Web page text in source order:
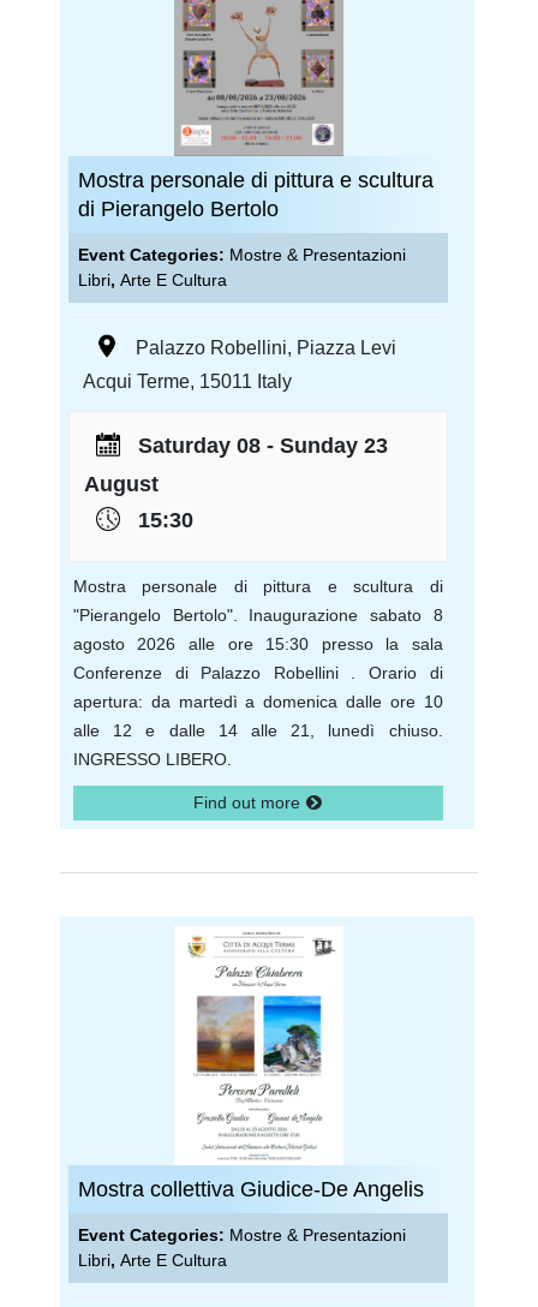
Mostra personale di pittura e scultura
di Pierangelo Bertolo
Event Categories: Mostre & Presentazioni
Libri, Arte E Cultura
Palazzo Robellini, Piazza Levi
Acqui Terme, 15011 Italy
Saturday 08 - Sunday 23
August
15:30
Mostra personale di pittura e scultura di
"Pierangelo Bertolo". Inaugurazione sabato 8
agosto 2026 alle ore 15:30 presso la sala
Conferenze di Palazzo Robellini . Orario di
apertura: da martedì a domenica dalle ore 10
alle 12 e dalle 14 alle 21, lunedì chiuso.
INGRESSO LIBERO.
Find out more
Mostra collettiva Giudice-De Angelis
Event Categories: Mostre & Presentazioni
Libri, Arte E Cultura